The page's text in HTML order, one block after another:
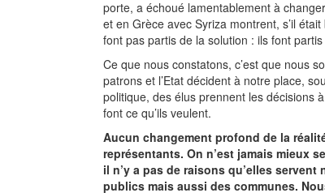
porte, a échoué lamentablement à
et en Grèce avec Syriza montrent, s’il
font pas partis de la solution : ils font
Ce que nous constatons, c’est que nous
patrons et l’Etat décident à notre place,
politique, des élus prennent les décisions
font ce qu’ils veulent.
Aucun changement profond de la
représentants. On n’est jamais mieux
il n’y a pas de raisons qu’elles
publics mais aussi des communes.